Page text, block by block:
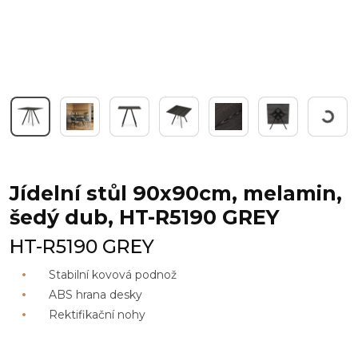
Jídelní stůl 90x90cm, melamin,
šedý dub, HT-R5190 GREY
HT-R5190 GREY
Stabilní kovová podnož
ABS hrana desky
Rektifikační nohy